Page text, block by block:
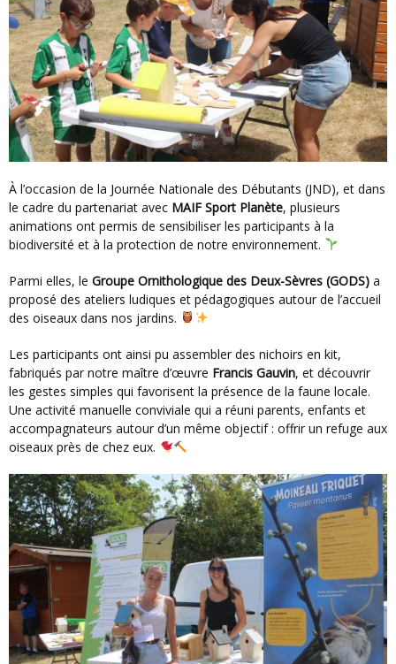
À l’occasion de la Journée Nationale des Débutants (JND), et dans
le cadre du partenariat avec MAIF Sport Planète, plusieurs
animations ont permis de sensibiliser les participants à la
biodiversité et à la protection de notre environnement.
Parmi elles, le Groupe Ornithologique des Deux-Sèvres (GODS) a
proposé des ateliers ludiques et pédagogiques autour de l’accueil
des oiseaux dans nos jardins.
Les participants ont ainsi pu assembler des nichoirs en kit,
fabriqués par notre maître d’œuvre Francis Gauvin, et découvrir
les gestes simples qui favorisent la présence de la faune locale.
Une activité manuelle conviviale qui a réuni parents, enfants et
accompagnateurs autour d’un même objectif : offrir un refuge aux
oiseaux près de chez eux.